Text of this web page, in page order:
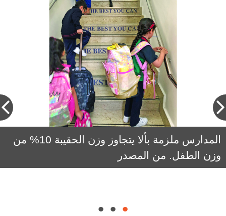
المدارس ملزمة بألا يتجاوز وزن الحقيبة 10% من
وزن الطفل. من المصدر
الدكتورة آية عبدالناصر: يجب ملاحظة مستوى
كتفي الطفل بشكل مستمر وإجراء فحوص طبية
دورية له لتفادي المشكلات الناتجة عن وزن
الدكتور أحمد بهاء موسى: كثير من الطلبة يعانون
مع بداية العام الدراسي من آلام في الظهر
والكتفين والرقبة، والشعور بالإجهاد العام، نتيجة